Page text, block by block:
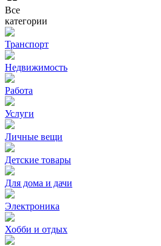
Все
категории
Транспорт
Недвижимость
Работа
Услуги
Личные вещи
Детские товары
Для дома и дачи
Электроника
Хобби и отдых